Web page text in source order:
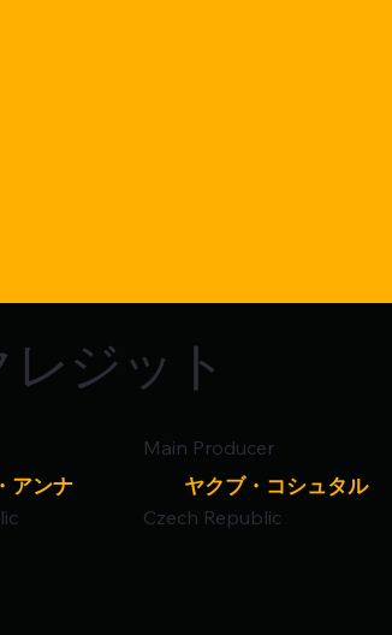
アンナ
Main Producer
ヤクブ・コシュタル
Czech Republic
レジット